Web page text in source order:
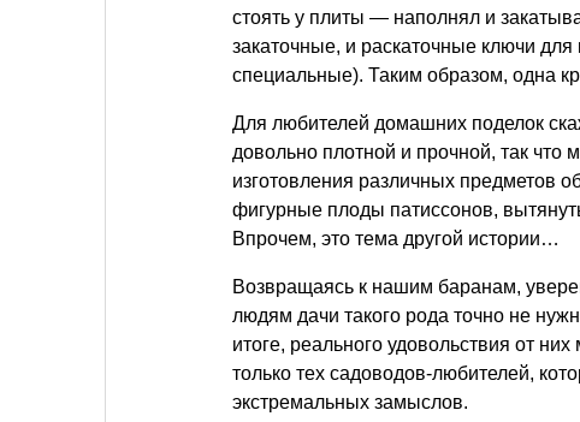
стоять у плиты — наполнял и
закаточные, и раскаточные ключи
специальные). Таким образом, одна
Для любителей домашних поделок
довольно плотной и прочной, так что
изготовления различных предметов
фигурные плоды патиссонов,
Впрочем, это тема другой истории…
Возвращаясь к нашим баранам,
людям дачи такого рода точно не
итоге, реального удовольствия от
только тех садоводов-любителей,
экстремальных замыслов.